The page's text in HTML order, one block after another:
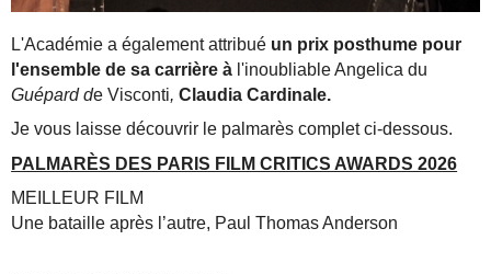
L'Académie a également attribué un prix posthume pour
l'ensemble de sa carrière à l'inoubliable Angelica du
Guépard de Visconti,Claudia Cardinale.
Je vous laisse découvrir le palmarès complet ci-dessous.
PALMARÈS DES PARIS FILM CRITICS AWARDS 2026
MEILLEUR FILM
Une bataille après l’autre, Paul Thomas Anderson